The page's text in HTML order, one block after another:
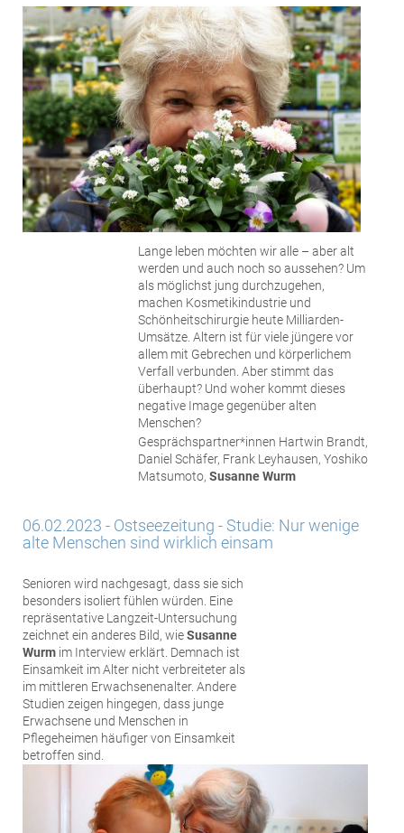
Lange leben möchten wir alle – aber alt
werden und auch noch so aussehen? Um
als möglichst jung durchzugehen,
machen Kosmetikindustrie und
Schönheitschirurgie heute Milliarden-
Umsätze. Altern ist für viele jüngere vor
allem mit Gebrechen und körperlichem
Verfall verbunden. Aber stimmt das
überhaupt? Und woher kommt dieses
negative Image gegenüber alten
Menschen?
Gesprächspartner*innen Hartwin Brandt,
Daniel Schäfer, Frank Leyhausen, Yoshiko
Matsumoto, Susanne Wurm
06.02.2023 - Ostseezeitung - Studie: Nur wenige
alte Menschen sind wirklich einsam
Senioren wird nachgesagt, dass sie sich
besonders isoliert fühlen würden. Eine
repräsentative Langzeit-Untersuchung
zeichnet ein anderes Bild, wieSusanne
Wurm im Interview erklärt. Demnach ist
Einsamkeit im Alter nicht verbreiteter als
im mittleren Erwachsenenalter. Andere
Studien zeigen hingegen, dass junge
Erwachsene und Menschen in
Pflegeheimen häufiger von Einsamkeit
betroffen sind.